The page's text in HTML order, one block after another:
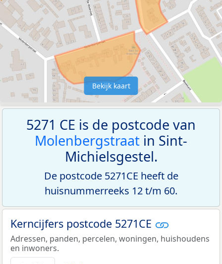
Bekijk kaart
5271 CE is de postcode van
Molenbergstraat in Sint-
Michielsgestel.
De postcode 5271CE heeft de
huisnummerreeks 12 t/m 60.
Kerncijfers postcode 5271CE
Adressen, panden, percelen, woningen, huishoudens
en inwoners.